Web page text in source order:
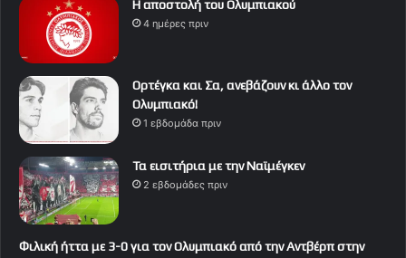
Η αποστολή του Ολυμπιακού
4 ημέρες πριν
Ορτέγκα και Σα, ανεβάζουν κι άλλο τον
Ολυμπιακό!
1 εβδομάδα πριν
Τα εισιτήρια με την Ναϊμέγκεν
2 εβδομάδες πριν
Φιλική ήττα με 3-0 για τον Ολυμπιακό από την Αντβέρπ στην